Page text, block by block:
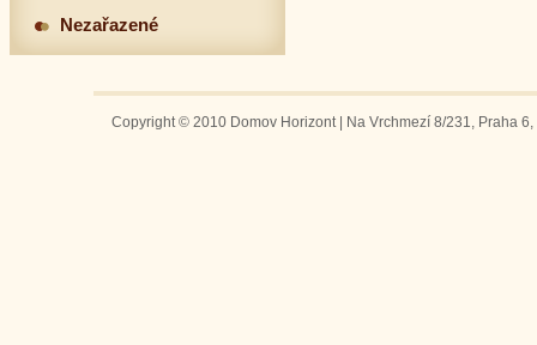
Nezařazené
Copyright © 2010 Domov Horizont | Na Vrchmezí 8/231, Praha